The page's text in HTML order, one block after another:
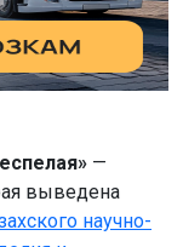
—
выведена
научно-